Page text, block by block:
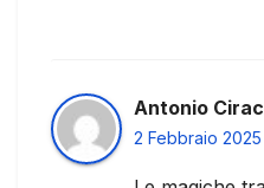
Antonio
2 Febbraio